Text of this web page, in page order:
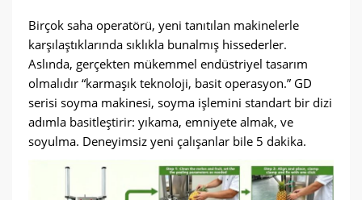
Birçok saha operatörü, yeni tanıtılan makinelerle
karşılaştıklarında sıklıkla bunalmış hissederler.
Aslında, gerçekten mükemmel endüstriyel tasarım
olmalıdır “karmaşık teknoloji, basit operasyon.” GD
serisi soyma makinesi, soyma işlemini standart bir dizi
adımla basitleştirir: yıkama, emniyete almak, ve
soyulma. Deneyimsiz yeni çalışanlar bile 5 dakika.